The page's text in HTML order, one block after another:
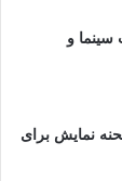
سینما و
نمایش برای